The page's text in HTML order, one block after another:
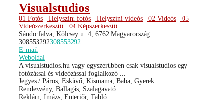
Visualstudios
01 Fotós Helyszíni fotós Helyszíni videós 02 Videós
05
Videószerkesztő
04 Képszerkesztő
Sándorfalva, Kölcsey u. 4, 6762 Magyarország
308553292308553292
E-mail
Weboldal
A visualstudios.hu vagy egyszerűbben csak visualstudios egy
fotózással és videózással foglalkozó ...
Jegyes / Páros, Esküvő, Kismama, Baba, Gyerek
Rendezvény, Ballagás, Szalagavató
Reklám, Imázs, Enteriőr, Tabló